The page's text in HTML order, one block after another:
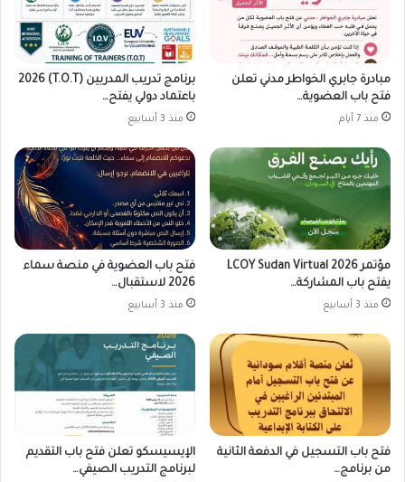
مبادرة جابري الخواطر مدني تعلن
فتح باب العضوية…
منذ 7 أيام
برنامج تدريب المدربين (T.O.T) 2026
باعتماد دولي يفتح…
منذ 3 أسابيع
مؤتمر LCOY Sudan Virtual 2026
يفتح باب المشاركة…
منذ 3 أسابيع
فتح باب العضوية في منصة سماء
2026 لاستقبال…
منذ 3 أسابيع
فتح باب التسجيل في الدفعة الثانية
من برنامج…
الإيسيسكو تعلن فتح باب التقديم
لبرنامج التدريب الصيفي…